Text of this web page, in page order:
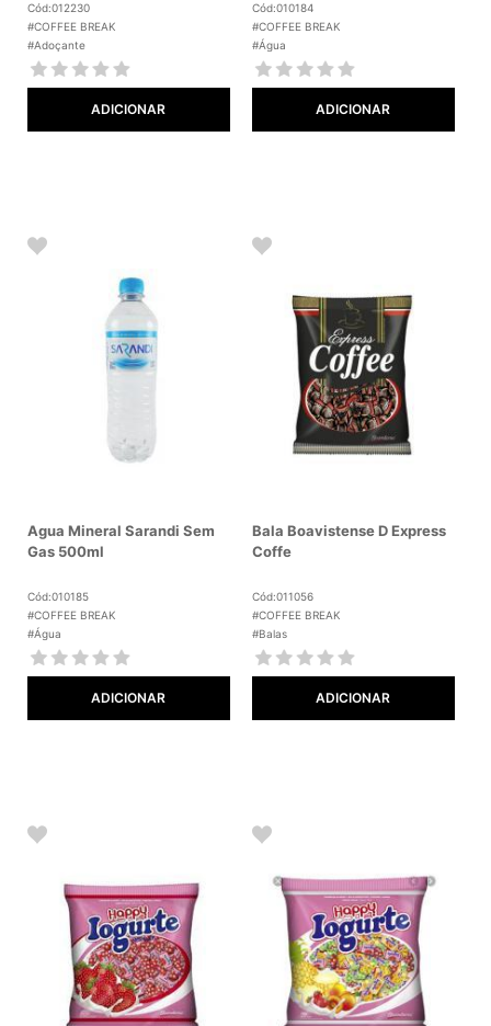
Cód:012230
#COFFEE BREAK
#Adoçante
ADICIONAR
Cód:010184
#COFFEE BREAK
#Água
ADICIONAR
Agua Mineral Sarandi Sem
Gas 500ml
Cód:010185
#COFFEE BREAK
#Água
ADICIONAR
Bala Boavistense D Express
Coffe
Cód:011056
#COFFEE BREAK
#Balas
ADICIONAR